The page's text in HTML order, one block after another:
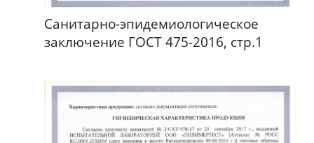
Санитарно-эпидемиологическое
заключение ГОСТ 475-2016, стр.1